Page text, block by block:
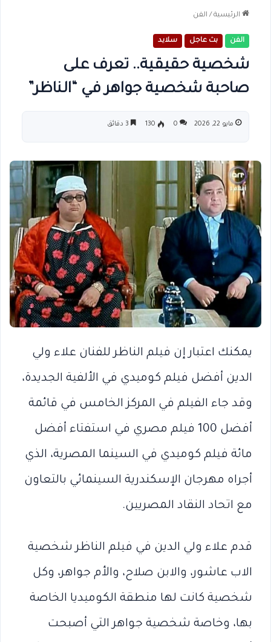
الرئيسية / الفن
الفن بث عاجل سلايد
شخصية حقيقية.. تعرف على
صاحبة شخصية جواهر في “الناظر”
مايو 22, 2026 0
130
يمكنك اعتبار إن فيلم الناظر للفنان علاء ولي
الدين أفضل فيلم كوميدي في الألفية الجديدة،
وقد جاء الفيلم في المركز الخامس في قائمة
أفضل 100 فيلم مصري في استفتاء أفضل
مائة فيلم كوميدي في السينما المصرية، الذي
أجراه مهرجان الإسكندرية السينمائي بالتعاون
مع اتحاد النقاد المصريين.
قدم علاء ولي الدين في فيلم الناظر شخصية
الاب عاشور، والابن صلاح، والأم جواهر، وكل
شخصية كانت لها منطقة الكوميديا الخاصة
بها، وخاصة شخصية جواهر التي أصبحت